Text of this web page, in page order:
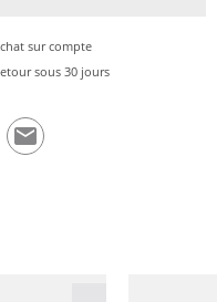
sur compte
sous 30 jours